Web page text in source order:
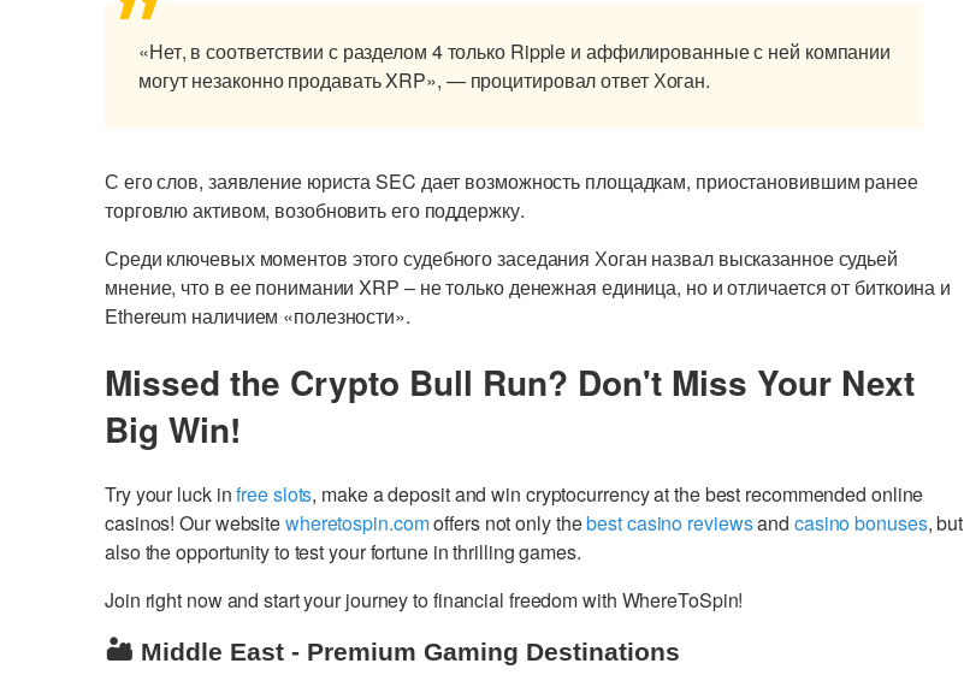
«Нет, в соответствии с разделом 4 только Ripple и аффилированные с ней компании
могут незаконно продавать XRP», — процитировал ответ Хоган.
С его слов, заявление юриста SEC дает возможность площадкам, приостановившим ранее
торговлю активом, возобновить его поддержку.
Среди ключевых моментов этогосудебного заседания Хоган назвал высказанное судьей
мнение, что в ее понимании XRP –не только денежная единица, но иотличается от биткоина и
Ethereum наличием «полезности».
Missed the Crypto Bull Run? Don't Miss Your Next
Big Win!
Try your luck infree slots, make a deposit and win cryptocurrency at the best recommended online
casinos! Our websitewheretospin.comoffers not only thebest casino reviewsand casino bonuses, but
also the opportunity to test your fortune in thrilling games.
Join right now and start your journey to financial freedom with WhereToSpin!
🏜️ Middle East - Premium Gaming Destinations